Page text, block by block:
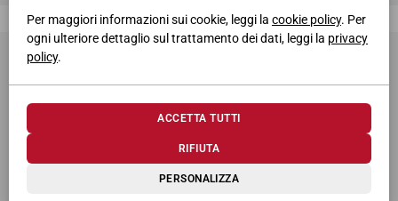
Per maggiori informazioni sui cookie, leggi la cookie policy. Per
ogni ulteriore dettaglio sul trattamento dei dati, leggi la privacy
policy.
PERSONALIZZA
RIFIUTA
ACCETTA TUTTI
Giessegi, dove la qualità è di casa
© 2026 Giessegi Industria Mobili S.p.a. P.I. 00642760433
Via Bramante 39, 62010 Appignano MC (Italia)